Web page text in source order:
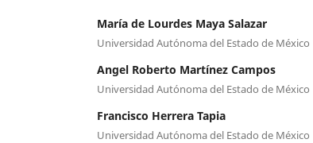
María de Lourdes Maya Salazar
Universidad Autónoma del Estado de México
Angel Roberto Martínez Campos
Universidad Autónoma del Estado de México
Francisco Herrera Tapia
Universidad Autónoma del Estado de México